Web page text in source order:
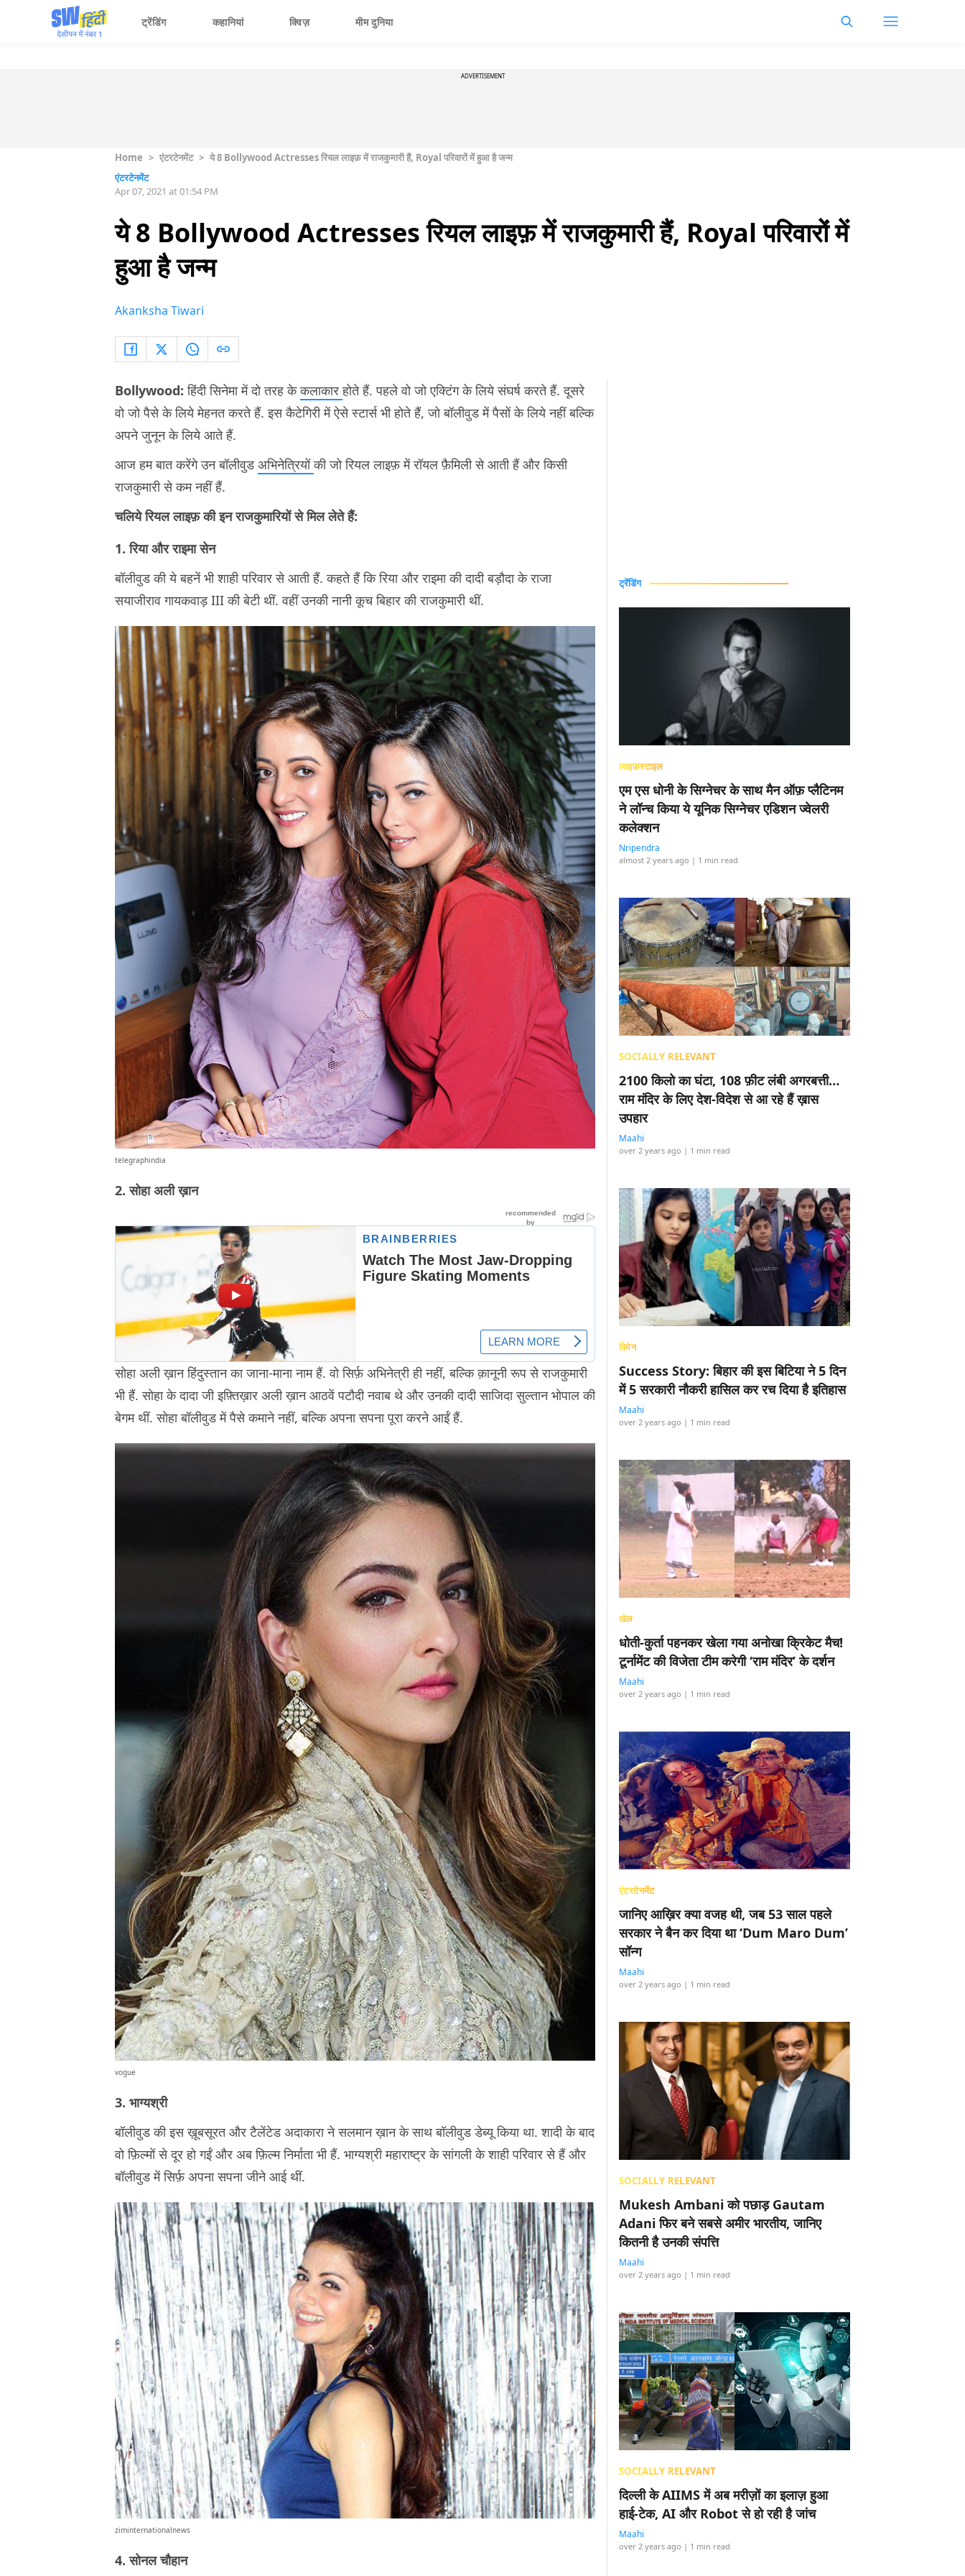
ट्रेंडिंग कहानियां क्विज़ मीम दुनिया
ADVERTISEMENT
Home > एंटरटेनमेंट > ये 8 Bollywood Actresses रियल लाइफ़ में राजकुमारी हैं, Royal परिवारों में हुआ है जन्म
एंटरटेनमेंट
Apr 07, 2021 at 01:54 PM
ये 8 Bollywood Actresses रियल लाइफ़ में राजकुमारी हैं, Royal परिवारों में
हुआ है जन्म
Akanksha Tiwari
Bollywood: हिंदी सिनेमा में दो तरह केकलाकारहोते हैं. पहले वो जो एक्टिंग के लिये संघर्ष करते हैं. दूसरे
वो जो पैसे के लिये मेहनत करते हैं. इस कैटेगिरी में ऐसे स्टार्स भी होते हैं, जो बॉलीवुड में पैसों के लिये नहीं बल्कि
अपने जुनून के लिये आते हैं.
आज हम बात करेंगे उन बॉलीवुडअभिनेत्रियोंकी जो रियल लाइफ़ में रॉयल फ़ैमिली से आती हैं और किसी
राजकुमारी से कम नहीं हैं.
चलिये रियल लाइफ़ की इन राजकुमारियों से मिल लेते हैं:
1. रिया और राइमा सेन
बॉलीवुड की ये बहनें भी शाही परिवार से आती हैं. कहते हैं कि रिया और राइमा की दादी बड़ौदा के राजा
सयाजीराव गायकवाड़ III की बेटी थीं. वहीं उनकी नानी कूच बिहार की राजकुमारी थीं.
telegraphindia
2. सोहा अली ख़ान
सोहा अली ख़ान हिंदुस्तान का जाना-माना नाम हैं. वो सिर्फ़ अभिनेत्री ही नहीं, बल्कि क़ानूनी रूप से राजकुमारी
भी हैं. सोहा के दादा जी इफ़्तिख़ार अली ख़ान आठवें पटौदी नवाब थे और उनकी दादी साजिदा सुल्तान भोपाल की
बेगम थीं. सोहा बॉलीवुड में पैसे कमाने नहीं, बल्कि अपना सपना पूरा करने आईं हैं.
vogue
3. भाग्यश्री
बॉलीवुड की इस ख़ूबसूरत और टैलेंटेड अदाकारा ने सलमान ख़ान के साथ बॉलीवुड डेब्यू किया था. शादी के बाद
वो फ़िल्मों से दूर हो गईं और अब फ़िल्म निर्माता भी हैं. भाग्यश्री महाराष्ट्र के सांगली के शाही परिवार से हैं और
बॉलीवुड में सिर्फ़ अपना सपना जीने आई थीं.
ziminternationalnews
4. सोनल चौहान
ट्रेंडिंग
लाइफ़स्टाइल
एम एस धोनी के सिग्नेचर के साथ मैन ऑफ़ प्लैटिनम
ने लॉन्च किया ये यूनिक सिग्नेचर एडिशन ज्वेलरी
कलेक्शन
Nripendra
almost 2 years ago | 1 min read
SOCIALLY RELEVANT
2100 किलो का घंटा, 108 फ़ीट लंबी अगरबत्ती…
राम मंदिर के लिए देश-विदेश से आ रहे हैं ख़ास
उपहार
Maahi
over 2 years ago | 1 min read
विमेन
Success Story: बिहार की इस बिटिया ने 5 दिन
में 5 सरकारी नौकरी हासिल कर रच दिया है इतिहास
Maahi
over 2 years ago | 1 min read
खेल
धोती-कुर्ता पहनकर खेला गया अनोखा क्रिकेट मैच!
टूर्नामेंट की विजेता टीम करेगी ‘राम मंदिर’ के दर्शन
Maahi
over 2 years ago | 1 min read
एंटरटेनमेंट
जानिए आख़िर क्या वजह थी, जब 53 साल पहले
सरकार ने बैन कर दिया था ‘Dum Maro Dum’
सॉन्ग
Maahi
over 2 years ago | 1 min read
SOCIALLY RELEVANT
Mukesh Ambani को पछाड़ Gautam
Adani फिर बने सबसे अमीर भारतीय, जानिए
कितनी है उनकी संपत्ति
Maahi
over 2 years ago | 1 min read
SOCIALLY RELEVANT
दिल्ली के AIIMS में अब मरीज़ों का इलाज़ हुआ
हाई-टेक, AI और Robot से हो रही है जांच
Maahi
over 2 years ago | 1 min read